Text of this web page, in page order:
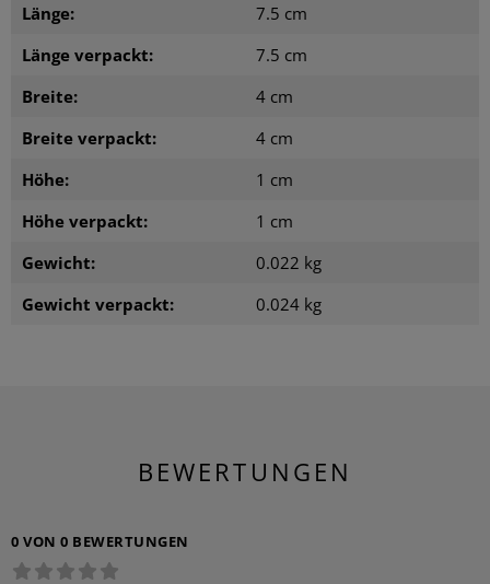
Länge:
7.5 cm
Länge verpackt:
7.5 cm
Breite:
4 cm
Breite verpackt:
4 cm
Höhe:
1 cm
Höhe verpackt:
1 cm
Gewicht:
0.022 kg
Gewicht verpackt:
0.024 kg
BEWERTUNGEN
0 VON 0 BEWERTUNGEN